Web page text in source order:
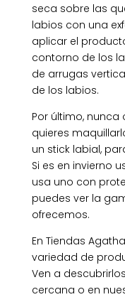
seca sobre las
labios con una
aplicar el
contorno de los
de arrugas
de los labios.
Por último, nunca
quieres
un stick labial,
Si es en invierno
usa uno con
puedes ver la
ofrecemos.
En Tiendas
variedad de
Ven a
cercana o en